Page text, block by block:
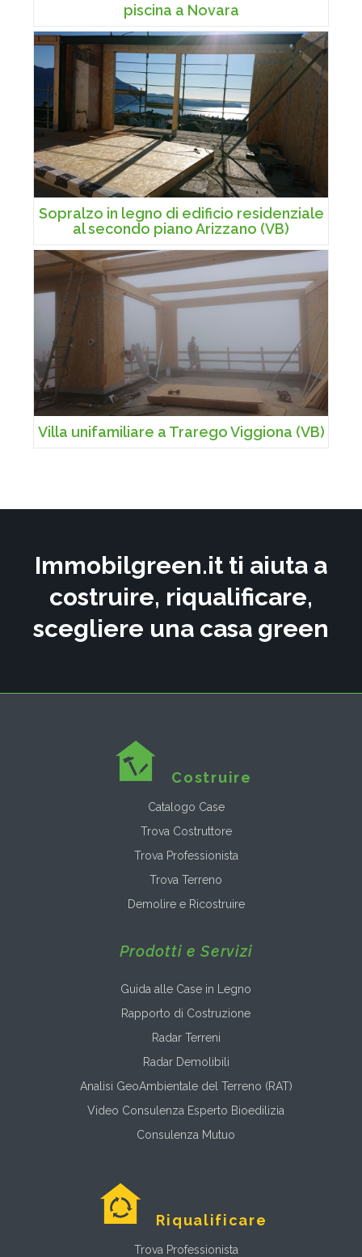
piscina a Novara
Sopralzo in legno di edificio residenziale
al secondo piano Arizzano (VB)
Villa unifamiliare a Trarego Viggiona (VB)
Immobilgreen.it ti aiuta a
costruire, riqualificare,
scegliere una casa green
Costruire
Catalogo Case
Trova Costruttore
Trova Professionista
Trova Terreno
Demolire e Ricostruire
Prodotti e Servizi
Guida alle Case in Legno
Rapporto di Costruzione
Radar Terreni
Radar Demolibili
Analisi GeoAmbientale del Terreno (RAT)
Video Consulenza Esperto Bioedilizia
Consulenza Mutuo
Riqualificare
Trova Professionista